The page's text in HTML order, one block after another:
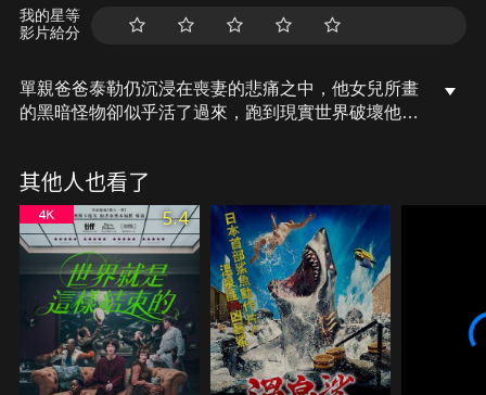
我的星等
影片給分
單親爸爸泰勒仍沉浸在喪妻的悲痛之中，他女兒所畫
的黑暗怪物卻似乎活了過來，跑到現實世界破壞他們
其他人也看了
5.4